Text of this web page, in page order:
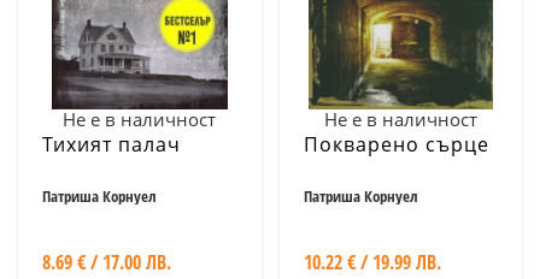
Не е в наличност
Тихият палач
Патриша Корнуел
8.69 € / 17.00 ЛВ.
Не е в наличност
Покварено сърце
Патриша Корнуел
10.22 € / 19.99 ЛВ.